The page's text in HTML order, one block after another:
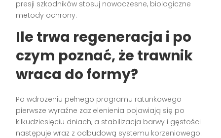
presji szkodników stosuj nowoczesne, biologiczne
metody ochrony.
Ile trwa regeneracja i po
czym poznać, że trawnik
wraca do formy?
Po wdrożeniu pełnego programu ratunkowego
pierwsze wyraźne zazielenienia pojawiają się po
kilkudziesięciu dniach, a stabilizacja barwy i gęstości
następuje wraz z odbudową systemu korzeniowego.